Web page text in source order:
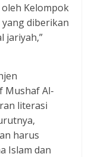
Kelompok
yang diberikan
jariyah,”
Mushaf Al-
literasi
harus
Islam dan